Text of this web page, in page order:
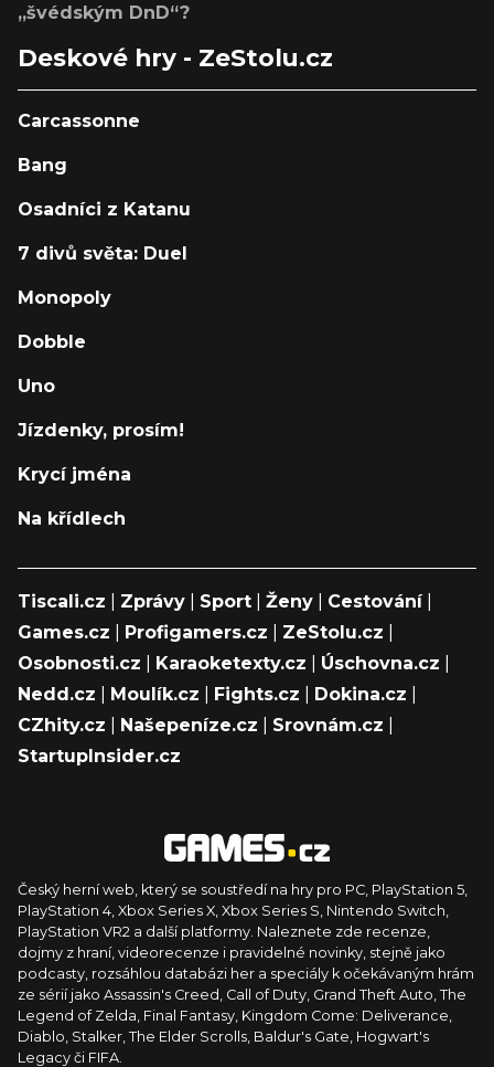
„švédským DnD“?
Deskové hry - ZeStolu.cz
Carcassonne
Bang
Osadníci z Katanu
7 divů světa: Duel
Monopoly
Dobble
Uno
Jízdenky, prosím!
Krycí jména
Na křídlech
Tiscali.cz Zprávy Sport Ženy Cestování|
Games.cz
Profigamers.cz ZeStolu.cz
Osobnosti.cz
Karaoketexty.cz Úschovna.cz
Nedd.cz
Moulík.cz Fights.cz Dokina.cz
CZhity.cz
Našepeníze.cz Srovnám.cz
StartupInsider.cz
Český herní web, který se soustředí na hry pro PC, PlayStation 5,
PlayStation 4, Xbox Series X, Xbox Series S, Nintendo Switch,
PlayStation VR2 a další platformy. Naleznete zde recenze,
dojmy z hraní, videorecenze i pravidelné novinky, stejně jako
podcasty, rozsáhlou databázi her a speciály k očekávaným hrám
ze sérií jako Assassin's Creed, Call of Duty, Grand Theft Auto, The
Legend of Zelda, Final Fantasy, Kingdom Come: Deliverance,
Diablo, Stalker, The Elder Scrolls, Baldur's Gate, Hogwart's
Legacy či FIFA.